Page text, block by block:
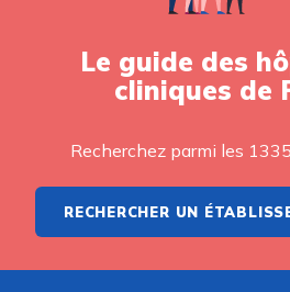
Le guide des
cliniques de
Recherchez parmi les
RECHERCHER UN